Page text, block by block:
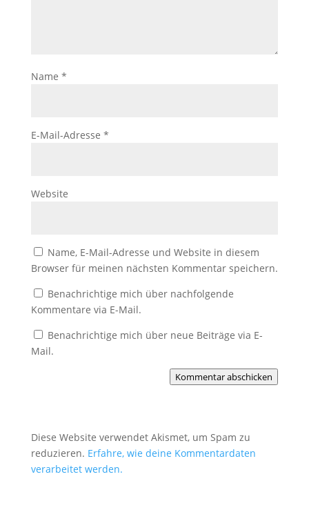
Name *
E-Mail-Adresse *
Website
Name, E-Mail-Adresse und Website in diesem
Browser für meinen nächsten Kommentar speichern.
Benachrichtige mich über nachfolgende
Kommentare via E-Mail.
Benachrichtige mich über neue Beiträge via E-
Mail.
Kommentar abschicken
Diese Website verwendet Akismet, um Spam zu
reduzieren. Erfahre, wie deine Kommentardaten
verarbeitet werden.